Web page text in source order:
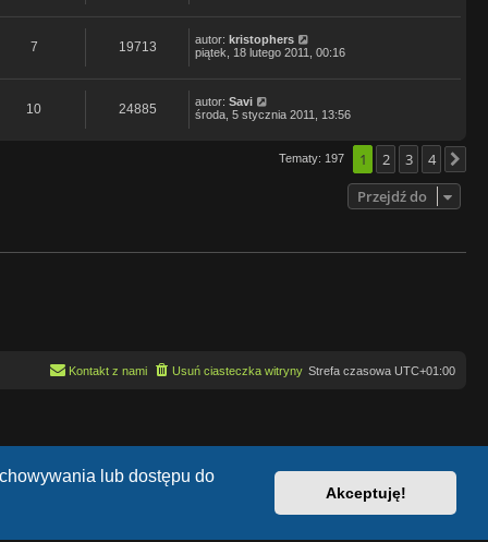
lub dostępu do
Akceptuję!
7 19713 autor: kristophers
piątek, 18 lutego 2011, 00:16
10 24885 autor: Savi
środa, 5 stycznia 2011, 13:56
Tematy: 197 1 2 3 4
Przejdź do
Strefa czasowa UTC+01:00
Usuń ciasteczka witryny
Kontakt z nami